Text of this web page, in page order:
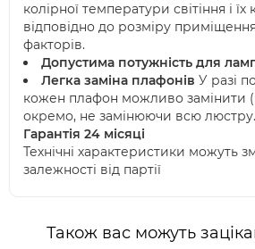
колірної температури світіння і їх
відповідно до розміру
факторів.
Допустима потужність для
Легка заміна плафонів У разі
кожен плафон можливо замінити
окремо, не замінюючи всю люстру.
Гарантія 24 місяці
Технічні характеристики можуть
залежності від партії
Також вас можуть